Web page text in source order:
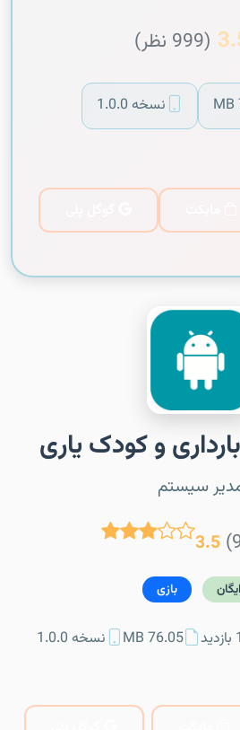
(999 نظر)
نسخه 1.0.0
و کودک یاری
سیستم
3.5
بازی
76.05 MB نسخه 1.0.0